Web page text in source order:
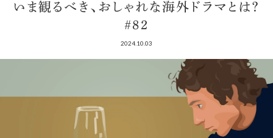
いま観るべき、おしゃれな海外ドラマとは？
#82
2024.10.03